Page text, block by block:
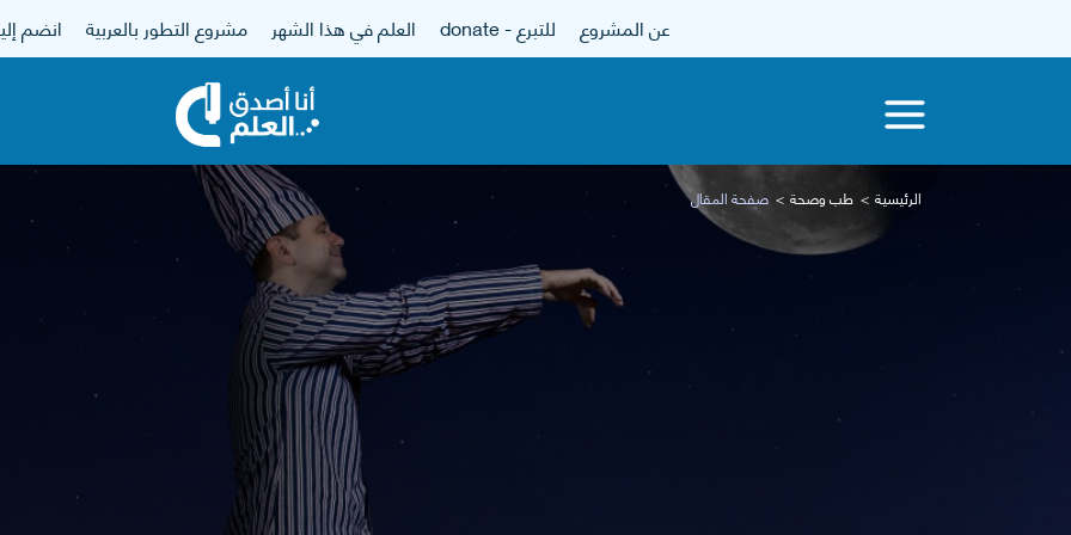
عن المشروع للتبرع - donate العلم في هذا الشهر مشروع التطور بالعربية انضم
الرئيسية طب وصحة صفحة المقال